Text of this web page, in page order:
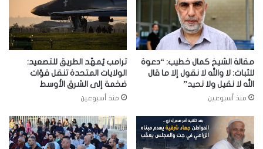
مقالة الشيخ كمال خطيب: “دعوة
للثبات: لا والله لا نقول إلا ما قال
الله لا نقيل ولا نحيد”
منذ أسبوعين
ترامب يُمهّد الطريق للتصعيد:
الولايات المتحدة تنقل قوّات
ضخمة إلى الشرق الأوسط
منذ أسبوعين